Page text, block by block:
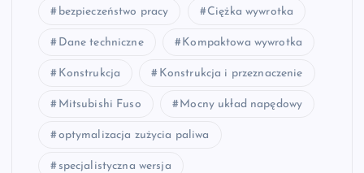
bezpieczeństwo pracy Ciężka wywrotka
Dane techniczne Kompaktowa wywrotka
Konstrukcja Konstrukcja i przeznaczenie
Mitsubishi Fuso Mocny układ napędowy
optymalizacja zużycia paliwa
specjalistyczna wersja